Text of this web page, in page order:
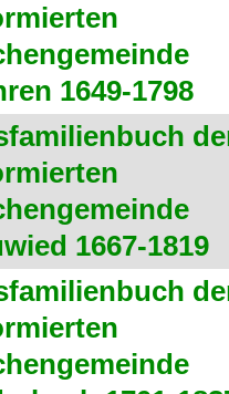
1649-1798
1667-1819